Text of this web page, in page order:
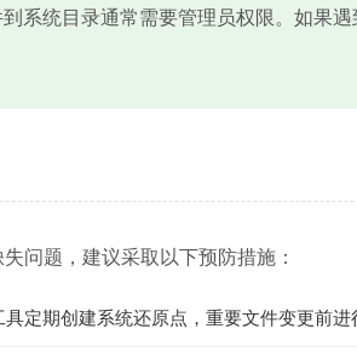
系统目录通常需要管理员权限。如果
问题，建议采取以下预防措施：
具定期创建系统还原点，重要文件变更前进